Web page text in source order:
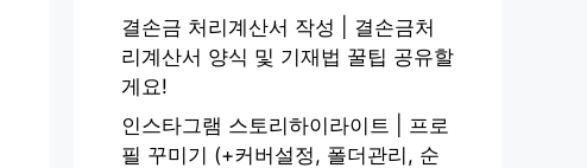
결손금 처리계산서 작성 | 결손금처
리계산서 양식 및 기재법 꿀팁 공유할
게요!
인스타그램 스토리하이라이트 | 프로
필 꾸미기 (+커버설정, 폴더관리, 순